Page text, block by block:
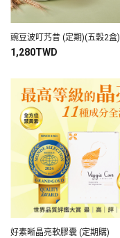
豌豆波叮艿昔 (定期)(五穀2盒)
1,280TWD
好素晰晶亮軟膠囊 (定期購)